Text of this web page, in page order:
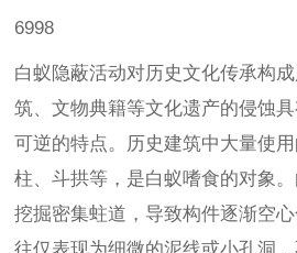
6998
白蚁隐蔽活动对历史文化传承构
筑、文物典籍等文化遗产的侵蚀
可逆的特点。历史建筑中大量使用
柱、斗拱等，是白蚁嗜食的对象
挖掘密集蛀道，导致构件逐渐空